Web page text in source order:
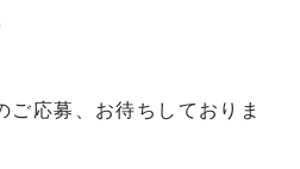
ご応募、お待ちしておりま